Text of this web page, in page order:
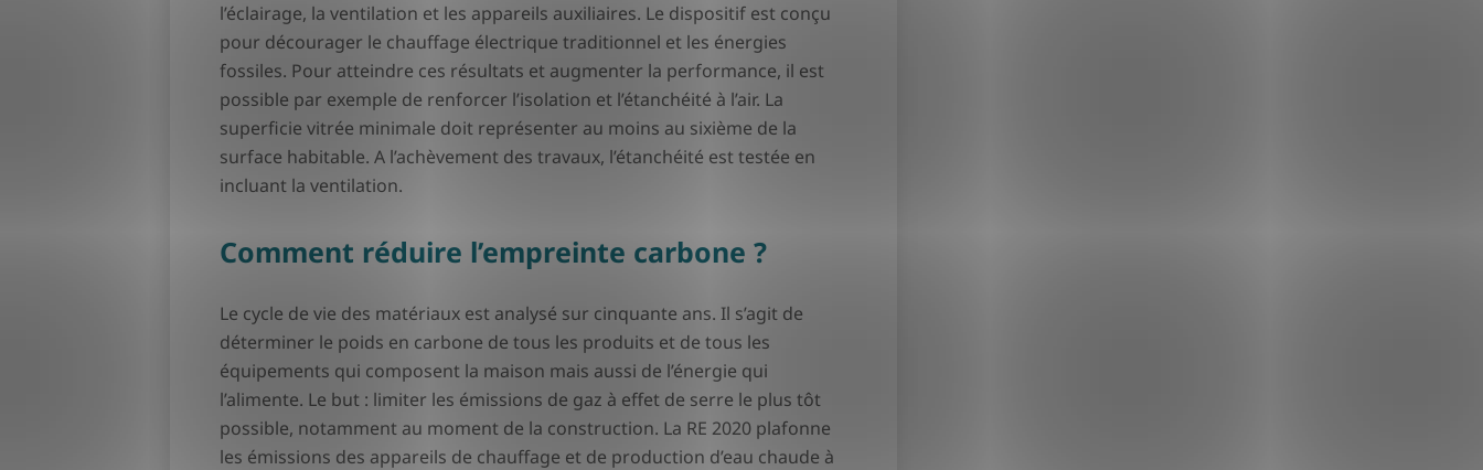
l’éclairage, la ventilation et les appareils auxiliaires. Le dispositif est conçu
pour décourager le chauffage électrique traditionnel et les énergies
fossiles. Pour atteindre ces résultats et augmenter la performance, il est
possible par exemple de renforcer l’isolation et l’étanchéité à l’air. La
superficie vitrée minimale doit représenter au moins au sixième de la
surface habitable. A l’achèvement des travaux, l’étanchéité est testée en
incluant la ventilation.
Comment réduire l’empreinte carbone ?
Le cycle de vie des matériaux est analysé sur cinquante ans. Il s’agit de
déterminer le poids en carbone de tous les produits et de tous les
équipements qui composent la maison mais aussi de l’énergie qui
l’alimente. Le but : limiter les émissions de gaz à effet de serre le plus tôt
possible, notamment au moment de la construction. La RE 2020 plafonne
les émissions des appareils de chauffage et de production d’eau chaude à